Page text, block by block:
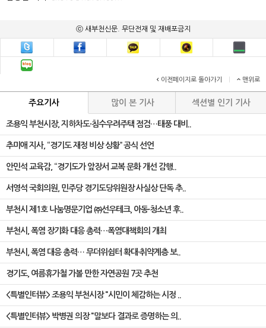
ⓒ 새부천신문. 무단전재 및 재배포금지
이전페이지로 돌아가기 맨위로
주요기사 많이 본 기사 섹션별 인기 기사
조용익 부천시장, 지하차도·침수우려주택 점검…태풍 대비..
추미애 지사, “경기도 재정 비상 상황” 공식 선언
안민석 교육감, “경기도가 앞장서 교복 문화 개선 감행..
서영석 국회의원, 민주당 경기도당위원장 사실상 단독 추..
부천시 제1호 나눔명문기업 ㈜선우테크, 아동·청소년 후..
부천시, 폭염 장기화 대응 총력…폭염대책회의 개최
부천시, 폭염 대응 총력… 무더위쉼터 확대·취약계층 보..
경기도, 여름휴가철 가볼 만한 자연공원 7곳 추천
<특별인터뷰> 조용익 부천시장 "시민이 체감하는 시정 ..
<특별인터뷰> 박병권 의장 "말보다 결과로 증명하는 의..